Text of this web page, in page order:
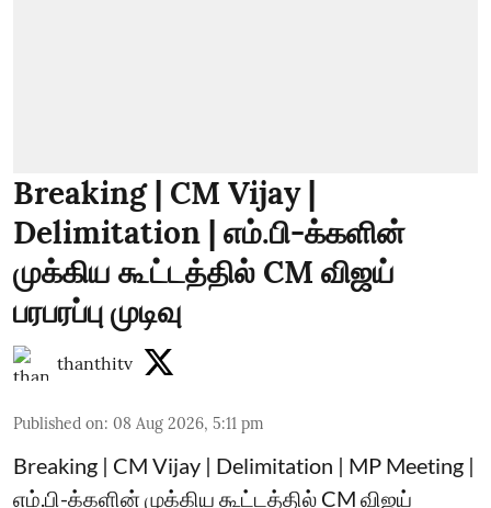
Breaking | CM Vijay |
Delimitation | எம்.பி-க்களின்
முக்கிய கூட்டத்தில் CM விஜய்
பரபரப்பு முடிவு
thanthitv
Published on: 08 Aug 2026, 5:11 pm
Breaking | CM Vijay | Delimitation | MP Meeting |
எம்.பி-க்களின் முக்கிய கூட்டத்தில் CM விஜய்